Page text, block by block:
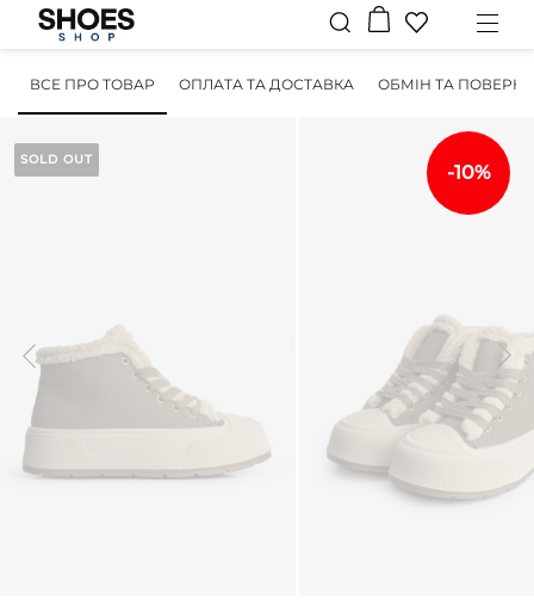
ВСЕ ПРО ТОВАР ОПЛАТА ТА ДОСТАВКА ОБМІН ТА
-10%
SOLD OUT